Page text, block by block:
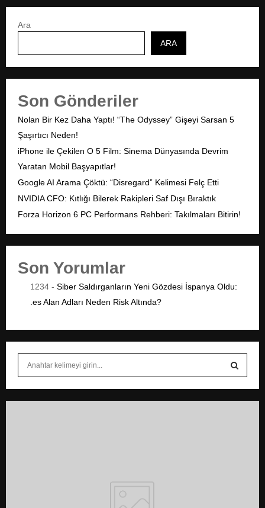
Ara
ARA
Son Gönderiler
Nolan Bir Kez Daha Yaptı! “The Odyssey” Gişeyi Sarsan 5
Şaşırtıcı Neden!
iPhone ile Çekilen O 5 Film: Sinema Dünyasında Devrim
Yaratan Mobil Başyapıtlar!
Google AI Arama Çöktü: “Disregard” Kelimesi Felç Etti
NVIDIA CFO: Kıtlığı Bilerek Rakipleri Saf Dışı Bıraktık
Forza Horizon 6 PC Performans Rehberi: Takılmaları Bitirin!
Son Yorumlar
1234 - Siber Saldırganların Yeni Gözdesi İspanya Oldu:
.es Alan Adları Neden Risk Altında?
S